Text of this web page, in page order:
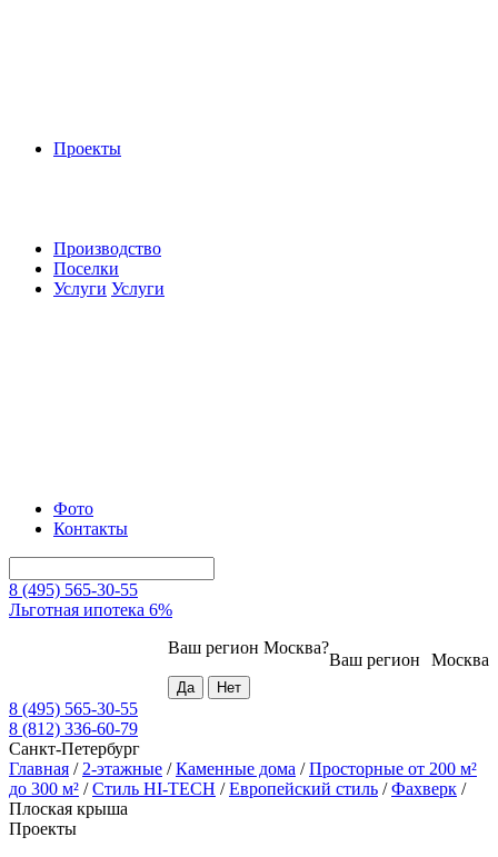
Проекты
Производство
Поселки
Услуги Услуги
Фото
Контакты
8 (495) 565-30-55
Льготная ипотека 6%
Москва
Ваш регион
Ваш регион Москва?
8 (495) 565-30-55
8 (812) 336-60-79
Санкт-Петербург
Главная / 2-этажные /Каменные дома /Просторные от 200 м²
до 300 м² /Стиль HI-TECH /Европейский стиль /Фахверк /
Плоская крыша
Проекты